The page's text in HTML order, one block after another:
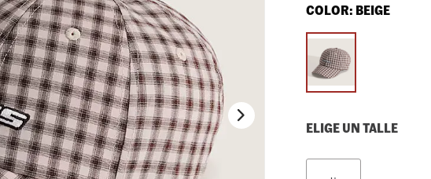
COLOR: BEIGE
ELIGE UN TALLE
8.
vans knu
9.
vans hylane
10. loafers